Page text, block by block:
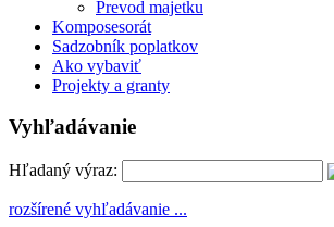
Prevod majetku
Komposesorát
Sadzobník poplatkov
Ako vybaviť
Projekty a granty
Vyhľadávanie
Hľadaný výraz:
rozšírené vyhľadávanie ...